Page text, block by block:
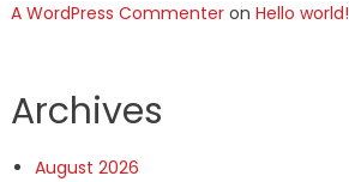
A WordPress Commenteron Hello world!
Archives
August 2026